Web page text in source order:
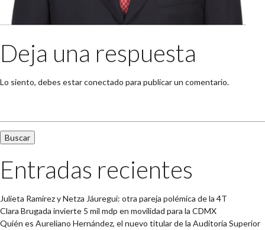
Deja una respuesta
Lo siento, debes estarconectado para publicar un comentario.
Entradas recientes
Julieta Ramírez y Netza Jáuregui: otra pareja polémica de la 4T
Clara Brugada invierte 5 mil mdp en movilidad para la CDMX
Quién es Aureliano Hernández, el nuevo titular de la Auditoría Superior